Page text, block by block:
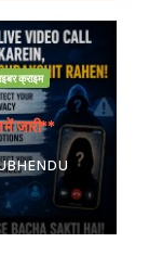
क्राइम
में जारी**